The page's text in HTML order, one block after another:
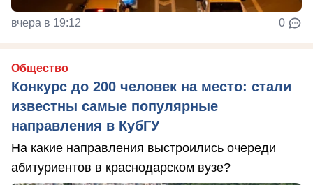
вчера в 19:12 0
Общество
Конкурс до 200 человек на место: стали
известны самые популярные
направления в КубГУ
На какие направления выстроились очереди
абитуриентов в краснодарском вузе?